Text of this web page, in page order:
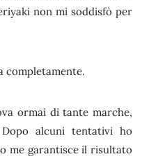
non mi soddisfò per
completamente.
ormai di tante marche,
alcuni tentativi ho
me garantisce il risultato